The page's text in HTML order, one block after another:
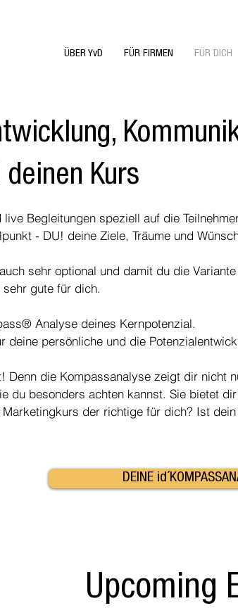
ÜBER YvD FÜR FIRMEN FÜR DICH
Begleitungen speziell auf die
- DU! deine Ziele, Träume und
sehr optional und damit du die
gute für dich.
Analyse deines Kernpotenzial.
deine persönliche und die
Denn die Kompassanalyse zeigt dir nicht
du besonders achten kannst. Sie bietet
der richtige für dich? Ist
DEINE
Kurs
Upcoming